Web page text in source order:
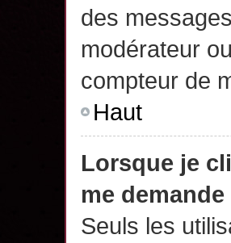
des
modérateur
compteur de
Haut
Lorsque je
me
Seuls les